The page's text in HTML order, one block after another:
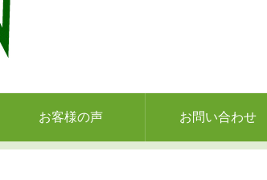
お客様の声 お問い合わせ